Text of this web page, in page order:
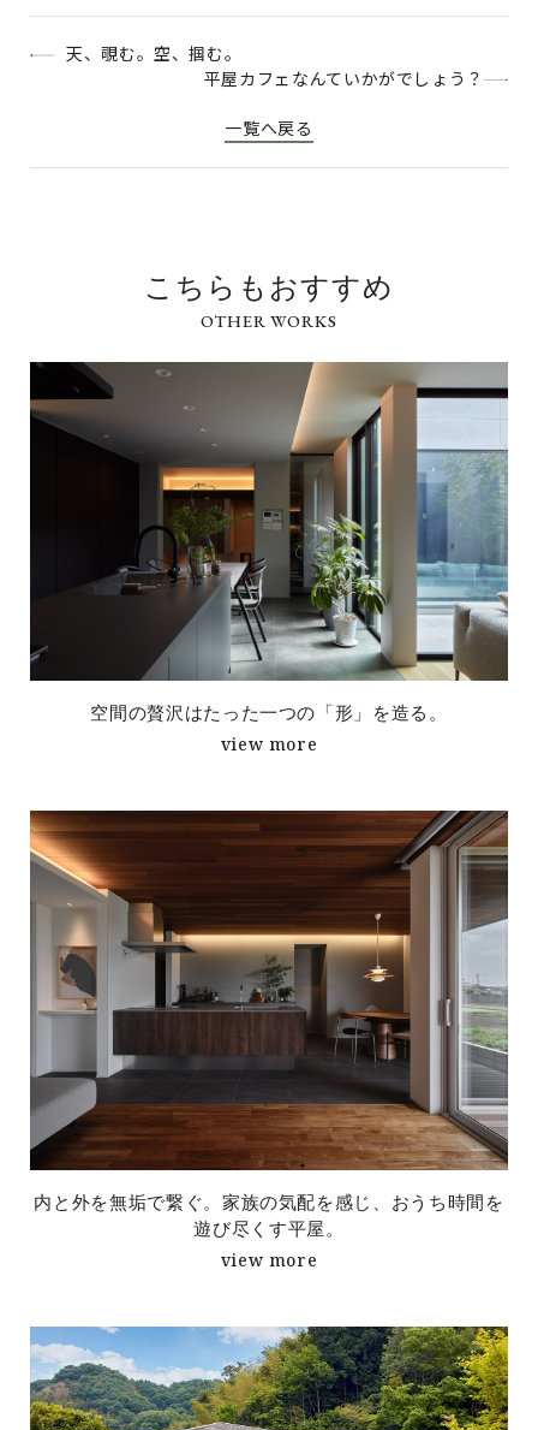
天、覗む。空、掴む。
一覧へ戻る
平屋カフェなんていかがでしょう？
こちらもおすすめ
空間の贅沢はたった一つの「形」を造る。
view more
内と外を無垢で繋ぐ。家族の気配を感じ、おうち時間を
遊び尽くす平屋。
view more